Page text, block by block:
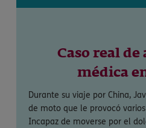
Caso real
médica
Durante su viaje por China,
de moto que le provocó
Incapaz de moverse por el